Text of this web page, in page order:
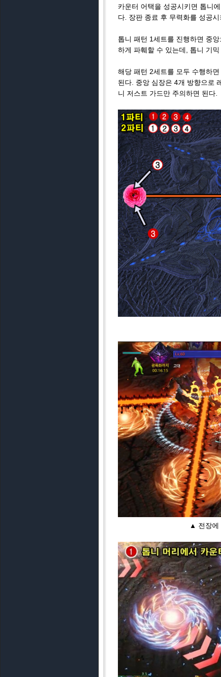
카운터 어택을 성공시키면 톱니
다. 장판 종료 후 무력화를 성공
톱니 패턴 1세트를 진행하면 중
하게 파훼할 수 있는데, 톱니 기
해당 패턴 2세트를 모두 수행하
된다. 중앙 심장은 4개 방향으로
니 저스트 가드만 주의하면 된다.
▲ 전장에